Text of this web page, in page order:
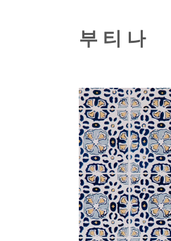
부 티 나